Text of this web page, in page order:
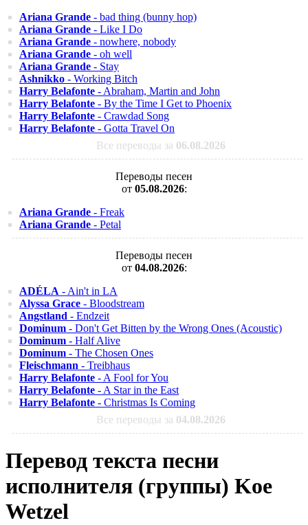
Ariana Grande - bad thing (bunny hop)
Ariana Grande - Like I Do
Ariana Grande - nowhere, nobody
Ariana Grande - oh well
Ariana Grande - Stay
Ashnikko - Working Bitch
Harry Belafonte - Abraham, Martin and John
Harry Belafonte - By the Time I Get to Phoenix
Harry Belafonte - Crawdad Song
Harry Belafonte - Gotta Travel On
Все переводы за 06.08.2026
Переводы песен
от 05.08.2026:
Ariana Grande - Freak
Ariana Grande - Petal
Переводы песен
от 04.08.2026:
ADÉLA - Ain't in LA
Alyssa Grace - Bloodstream
Angstland - Endzeit
Dominum - Don't Get Bitten by the Wrong Ones (Acoustic)
Dominum - Half Alive
Dominum - The Chosen Ones
Fleischmann - Treibhaus
Harry Belafonte - A Fool for You
Harry Belafonte - A Star in the East
Harry Belafonte - Christmas Is Coming
Все переводы за 04.08.2026
Перевод текста песни
исполнителя (группы) Koe
Wetzel